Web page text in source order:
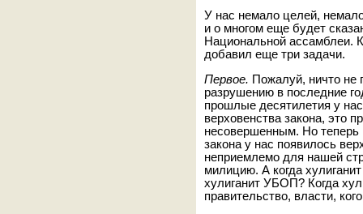
У нас немало целей,
и о многом еще будет
Национальной ассамблеи.
добавил еще три задачи.
Первое. Пожалуй, ничто не
разрушению в последние
прошлые десятилетия у
верховенства закона, это
несовершенным. Но теперь
закона у нас появилось
неприемлемо для нашей
милицию. А когда
хулиганит УБОП? Когда
правительство, власти,